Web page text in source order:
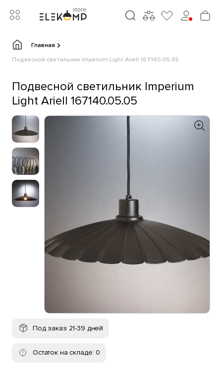
Главная
Подвесной светильник Imperium Light Ariell 167140.05.05
Подвесной светильник Imperium
Light Ariell 167140.05.05
Под заказ 21-39 дней
Остаток на складе: 0